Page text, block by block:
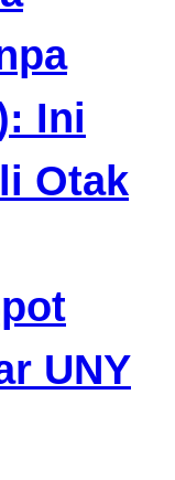
Ini
Otak
UNY